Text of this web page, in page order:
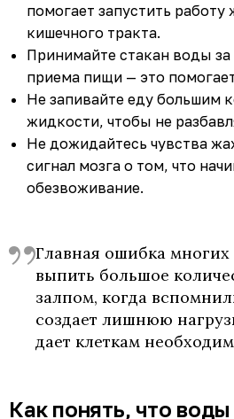
помогает запустить работу
кишечного тракта.
Принимайте стакан воды
приема пищи — это
Не запивайте еду большим
жидкости, чтобы не
Не дожидайтесь чувства
сигнал мозга о том, что
обезвоживание.
Главная ошибка
выпить большое
залпом, когда
создает лишнюю
дает клеткам
Как понять, что